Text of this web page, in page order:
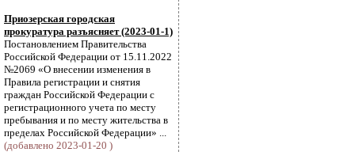
Приозерская городская
прокуратура разъясняет (2023-01-1)
Постановлением Правительства
Российской Федерации от 15.11.2022
№2069 «О внесении изменения в
Правила регистрации и снятия
граждан Российской Федерации с
регистрационного учета по месту
пребывания и по месту жительства в
пределах Российской Федерации» ...
(добавлено 2023-01-20 )